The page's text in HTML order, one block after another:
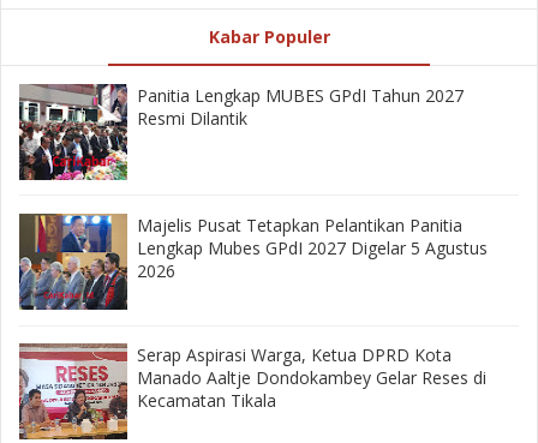
Kabar Populer
Panitia Lengkap MUBES GPdI Tahun 2027
Resmi Dilantik
Majelis Pusat Tetapkan Pelantikan Panitia
Lengkap Mubes GPdI 2027 Digelar 5 Agustus
2026
‎Serap Aspirasi Warga, Ketua DPRD Kota
Manado Aaltje Dondokambey Gelar Reses di
Kecamatan Tikala ‎